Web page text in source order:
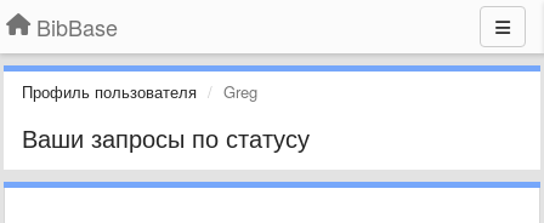
BibBase
Профиль пользователя Greg
Ваши запросы по статусу